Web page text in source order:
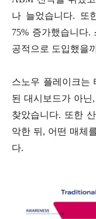
나 늘었습니다. 또
75% 증가했습니다
공적으로 도입했을
스노우 플레이크는
된 대시보드가 아닌
찾았습니다. 또한
악한 뒤, 어떤 매체
다.